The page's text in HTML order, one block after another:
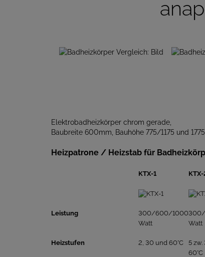
Elektrobadheizkörper chrom gerade,
Baubreite 600mm, Bauhöhe 775/1175 und
Heizpatrone / Heizstab für
KTX-1 KTX-
Leistung
300/600/1000
Watt
Watt
Heizstufen 2, 30 und 60°C
5
60°C